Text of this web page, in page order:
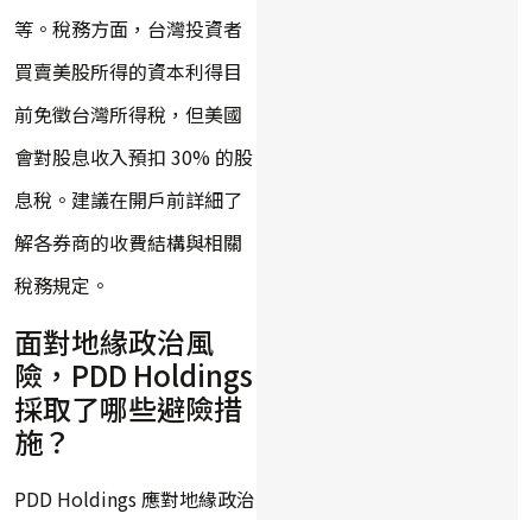
等。稅務方面，台灣投資者
買賣美股所得的資本利得目
前免徵台灣所得稅，但美國
會對股息收入預扣 30% 的股
息稅。建議在開戶前詳細了
解各券商的收費結構與相關
稅務規定。
面對地緣政治風
險，PDD Holdings
採取了哪些避險措
施？
PDD Holdings 應對地緣政治